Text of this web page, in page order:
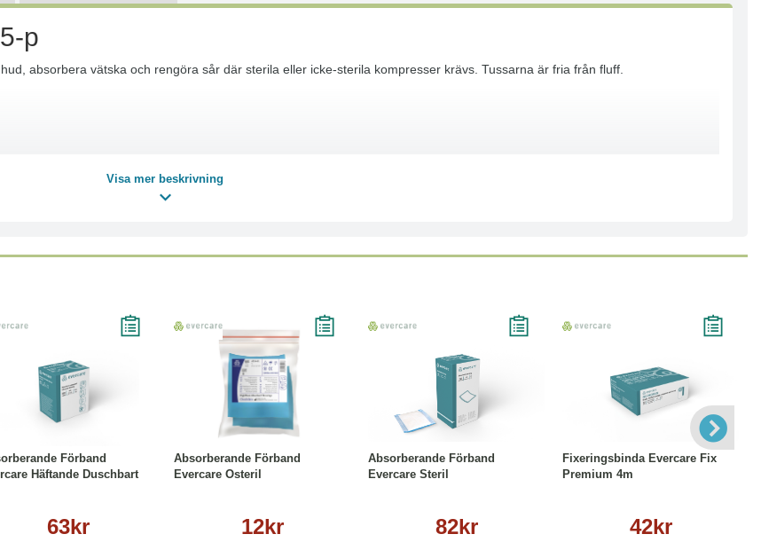
p
absorbera vätska och rengöra sår där sterila eller icke-sterila kompresser krävs. Tussarna är fria från fluff.
Visa mer beskrivning
Förband
Häftande Duschbart
63kr
Läs mer
Absorberande Förband
Evercare Osteril
12kr
Läs mer
Absorberande Förband
Evercare Steril
82kr
Läs mer
Fixeringsbinda Evercare Fix
Premium 4m
42kr
Läs mer